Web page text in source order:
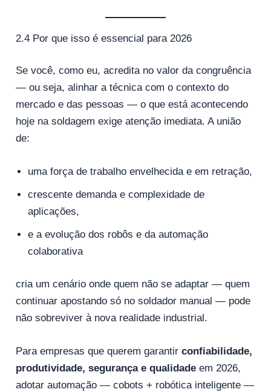
2.4 Por que isso é essencial para 2026
Se você, como eu, acredita no valor da congruência
— ou seja, alinhar a técnica com o contexto do
mercado e das pessoas — o que está acontecendo
hoje na soldagem exige atenção imediata. A união
de:
uma força de trabalho envelhecida e em retração,
crescente demanda e complexidade de
aplicações,
e a evolução dos robôs e da automação
colaborativa
cria um cenário onde quem não se adaptar — quem
continuar apostando só no soldador manual — pode
não sobreviver à nova realidade industrial.
Para empresas que querem garantirconfiabilidade,
produtividade, segurança e qualidade em 2026,
adotar automação — cobots + robótica inteligente —